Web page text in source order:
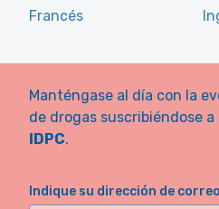
Francés
Manténgase al día con la
de drogas suscribiéndose a
IDPC.
Indique su dirección de